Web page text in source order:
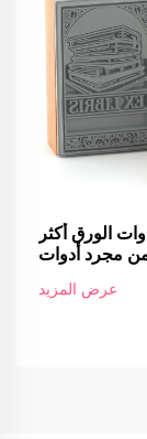
الورق أكثر
مجرد أدوات
عرض المزيد